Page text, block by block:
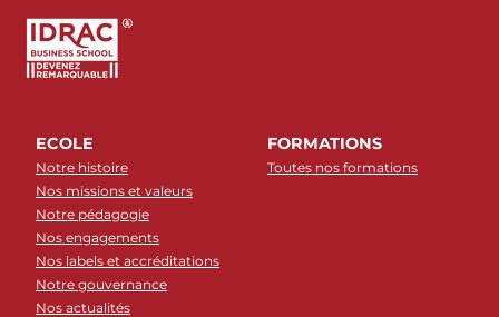
ECOLE
Notre histoire
Nos missions et valeurs
Notre pédagogie
Nos engagements
Nos labels et accréditations
Notre gouvernance
Nos actualités
FORMATIONS
Toutes nos formations